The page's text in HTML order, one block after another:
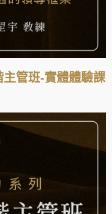
主管班-實體體驗課